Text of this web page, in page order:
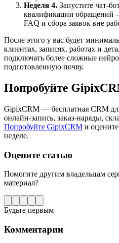
Неделя 4. Запустите чат-
квалификации обращений
FAQ и сбора заявок вне
После этого у вас будет
клиентах, записях, работах и
подключать более сложные
подготовленную почву.
Попробуйте
GipixCRM — бесплатная CRM
онлайн-запись, заказ-наряды,
Попробуйте GipixCRM и
неделе.
Оцените статью
Помогите другим владельцам
материал?
Будьте первым
Комментарии